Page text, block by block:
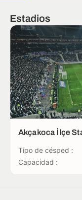
Estadios
Akçakoca İlçe
Tipo de césped :
Capacidad :